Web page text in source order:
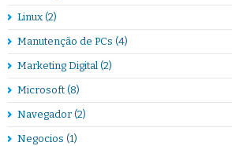
Linux (2)
Manutenção de PCs (4)
Marketing Digital (2)
Microsoft (8)
Navegador (2)
Negocios (1)